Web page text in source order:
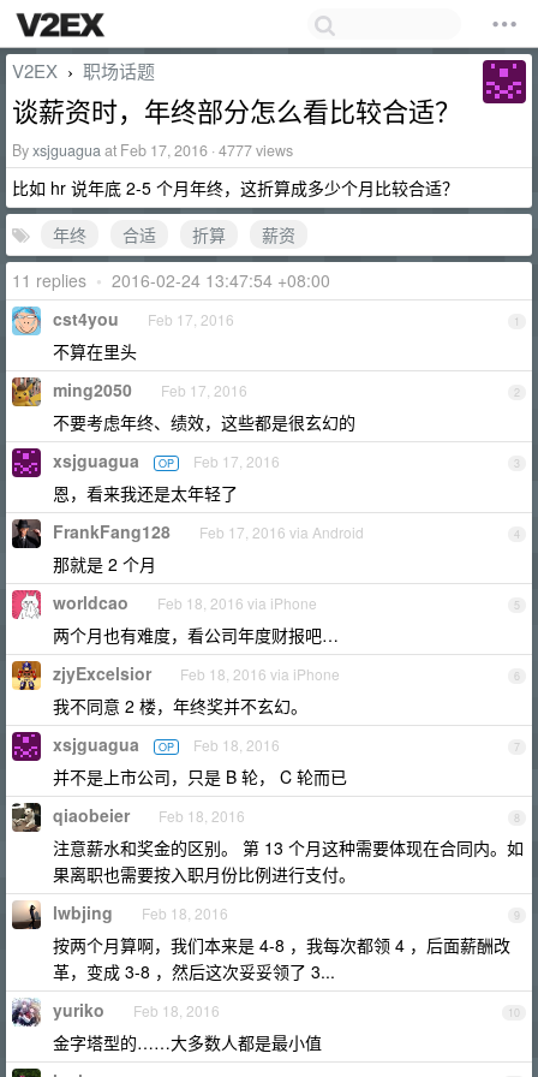
V2EX › 职场话题
谈薪资时，年终部分怎么看比较合适？
Byxsjguaguaat Feb 17, 2016 · 4777 views
比如 hr 说年底 2-5 个月年终，这折算成多少个月比较合适？
年终
合适 折算
薪资
11 replies • 2016-02-24 13:47:54 +08:00
1
cst4you Feb 17, 2016
不算在里头
2
ming2050 Feb 17, 2016
不要考虑年终、绩效，这些都是很玄幻的
3
xsjguagua OP Feb 17, 2016
恩，看来我还是太年轻了
4
FrankFang128 Feb 17, 2016 via Android
那就是 2 个月
5
worldcao Feb 18, 2016 via iPhone
两个月也有难度，看公司年度财报吧…
6
zjyExcelsior Feb 18, 2016 via iPhone
我不同意 2 楼，年终奖并不玄幻。
7
xsjguagua OP Feb 18, 2016
并不是上市公司，只是 B 轮， C 轮而已
8
qiaobeier Feb 18, 2016
注意薪水和奖金的区别。 第 13 个月这种需要体现在合同内。如
果离职也需要按入职月份比例进行支付。
9
lwbjing Feb 18, 2016
按两个月算啊，我们本来是 4-8 ，我每次都领 4 ，后面薪酬改
革，变成 3-8 ，然后这次妥妥领了 3...
10
yuriko Feb 18, 2016
金字塔型的……大多数人都是最小值